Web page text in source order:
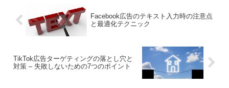
Facebook広告のテキスト入力時の注意点
と最適化テクニック
TikTok広告ターゲティングの落とし穴と
対策 – 失敗しないための7つのポイント